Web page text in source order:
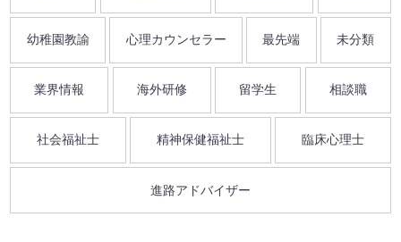
幼稚園教諭 心理カウンセラー 最先端 未分類
業界情報 海外研修 留学生 相談職
社会福祉士 精神保健福祉士 臨床心理士
進路アドバイザー